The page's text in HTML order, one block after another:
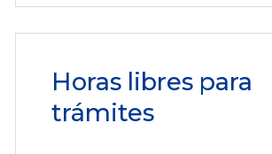
Horas libres para
trámites